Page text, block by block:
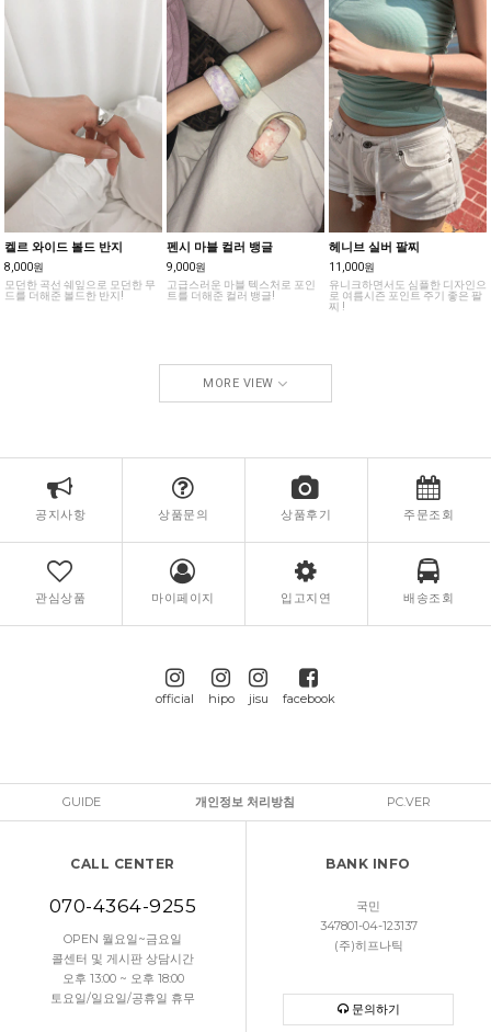
켈르 와이드 볼드 반지
8,000원
모던한 곡선 쉐잎으로 모던한 무
펜시 마블 컬러 뱅글
9,000원
고급스러운 마블 텍스처로 포인
헤니브 실버 팔찌
11,000원
유니크하면서도 심플한 디자인으
로 여름시즌 포인트 주기 좋은 팔
OPEN 월요일~금요일
콜센터 및 게시판 상담시간
오후 13:00 ~ 오후 18:00
국민
347801-04-123137
문의하기